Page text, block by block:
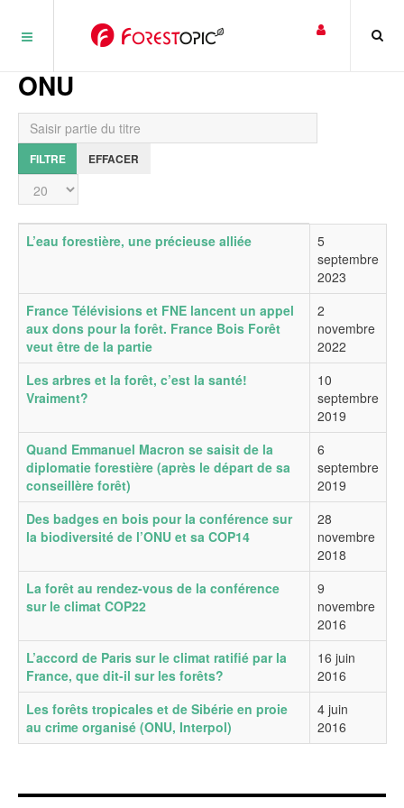
ONU
Saisir partie du titre
FILTRE EFFACER
Affichage #
Titre Date de publication
L’eau forestière, une précieuse alliée
5
septembre
2023
France Télévisions et FNE lancent un appel
aux dons pour la forêt. France Bois Forêt
veut être de la partie
2
novembre
2022
Les arbres et la forêt, c’est la santé!
Vraiment?
10
septembre
2019
Quand Emmanuel Macron se saisit de la
diplomatie forestière (après le départ de sa
conseillère forêt)
6
septembre
2019
Des badges en bois pour la conférence sur
la biodiversité de l’ONU et sa COP14
28
novembre
2018
La forêt au rendez-vous de la conférence
sur le climat COP22
9
novembre
2016
L’accord de Paris sur le climat ratifié par la
France, que dit-il sur les forêts?
16 juin
2016
Les forêts tropicales et de Sibérie en proie
au crime organisé (ONU, Interpol)
4 juin
2016